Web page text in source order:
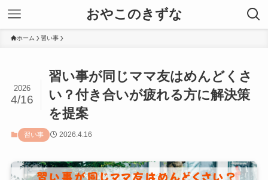
おやこのきずな
ホーム 習い事
習い事が同じママ友はめんどくさ
い？付き合いが疲れる方に解決策
を提案
2026
4/16
習い事 2026.4.16